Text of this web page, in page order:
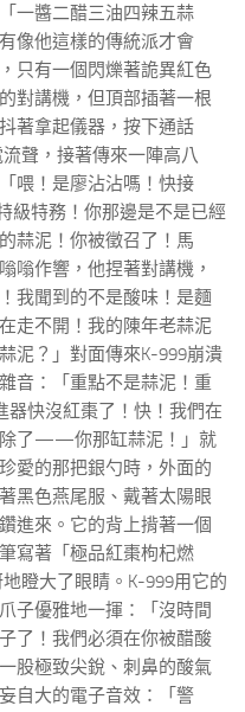
一醬二醋三油四辣五蒜
像他這樣的傳統派才會
只有一個閃爍著詭異紅色
對講機，但頂部插著一根
著拿起儀器，按下通話
聲，接著傳來一陣高八
喂！是廖沾沾嗎！快接
級特務！你那邊是不是已經
蒜泥！你被徵召了！馬
嗡作響，他捏著對講機，
我聞到的不是酸味！是麵
走不開！我的陳年老蒜泥
泥？」對面傳來K-999崩潰
音：「重點不是蒜泥！重
器快沒紅棗了！快！我們在
除了——你那缸蒜泥！」就
愛的那把銀勺時，外面的
黑色燕尾服、戴著太陽眼
進來。它的背上揹著一個
寫著「極品紅棗枸杞燃
瞪大了眼睛。K-999用它的
子優雅地一揮：「沒時間
了！我們必須在你被醋酸
股極致尖銳、刺鼻的酸氣
自大的電子音效：「警